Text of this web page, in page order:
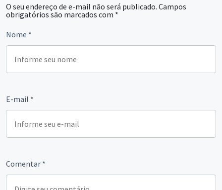
O seu endereço de e-mail não será publicado. Campos
obrigatórios são marcados com *
Comentar *
Nome *
E-mail *